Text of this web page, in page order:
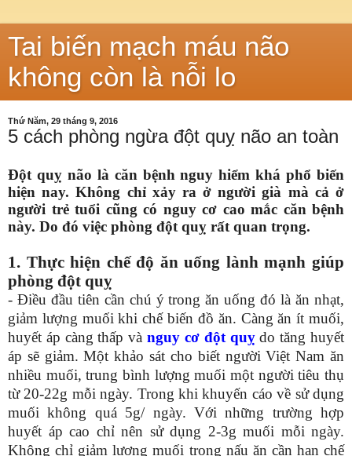
Tai biến mạch máu não
không còn là nỗi lo
Thứ Năm, 29 tháng 9, 2016
5 cách phòng ngừa đột quỵ não an toàn
Đột quỵ não là căn bệnh nguy hiểm khá phổ biến
hiện nay. Không chỉ xảy ra ở người già mà cả ở
người trẻ tuổi cũng có nguy cơ cao mắc căn bệnh
này. Do đó việc phòng đột quỵ rất quan trọng.
1. Thực hiện chế độ ăn uống lành mạnh giúp
phòng đột quỵ
- Điều đầu tiên cần chú ý trong ăn uống đó là ăn nhạt,
giảm lượng muối khi chế biến đồ ăn. Càng ăn ít muối,
huyết áp càng thấp vànguy cơ đột quỵdo tăng huyết
áp sẽ giảm. Một khảo sát cho biết người Việt Nam ăn
nhiều muối, trung bình lượng muối một người tiêu thụ
từ 20-22g mỗi ngày. Trong khi khuyến cáo về sử dụng
muối không quá 5g/ ngày. Với những trường hợp
huyết áp cao chỉ nên sử dụng 2-3g muối mỗi ngày.
Không chỉ giảm lượng muối trong nấu ăn cần hạn chế